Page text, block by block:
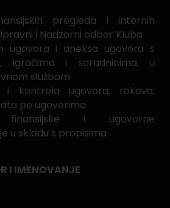
pregleda i internih
i Nadzorni odbor Kluba
ugovora i aneksa ugovora s
igračima i saradnicima, u
službom
i kontrola ugovora, rokova,
po ugovorima
finansijske i ugovorne
u skladu s propisima
I IMENOVANJE